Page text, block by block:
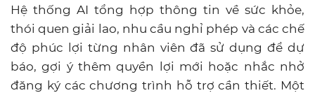
Hệ thống AI tổng hợp thông tin về sức khỏe,
thói quen giải lao, nhu cầu nghỉ phép và các chế
độ phúc lợi từng nhân viên đã sử dụng để dự
báo, gợi ý thêm quyền lợi mới hoặc nhắc nhở
đăng ký các chương trình hỗ trợ cần thiết. Một